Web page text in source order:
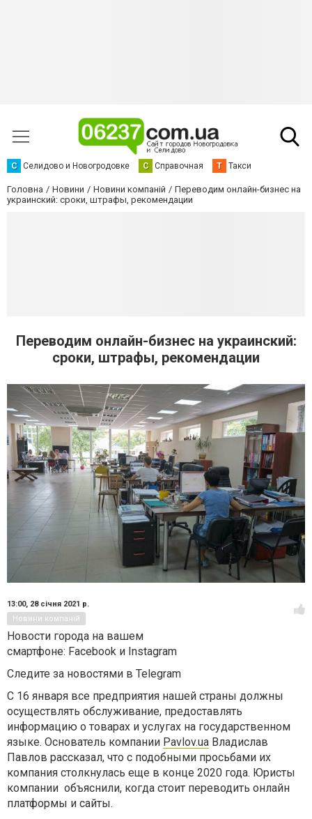
С Селидово и Новогродовке С Справочная Т Такси
Головна Новини Новини компаній
Переводим онлайн-бизнес на
украинский: сроки, штрафы, рекомендации
Переводим онлайн-бизнес на украинский:
сроки, штрафы, рекомендации
13:00, 28 січня 2021 р.
Новини компаній
Новости города на вашем
смартфоне: Facebook и Instagram
Следите за новостями в Telegram
С 16 января все предприятия нашей страны должны
осуществлять обслуживание, предоставлять
информацию о товарах и услугах на государственном
языке. Основатель компании Pavlov.ua Владислав
Павлов рассказал, что с подобными просьбами их
компания столкнулась еще в конце 2020 года. Юристы
компании объяснили, когда стоит переводить онлайн
платформы и сайты.